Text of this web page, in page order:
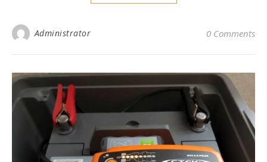
Administrator 0 Comments